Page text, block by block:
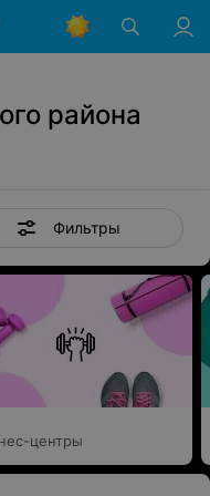
района
Фильтры
центры